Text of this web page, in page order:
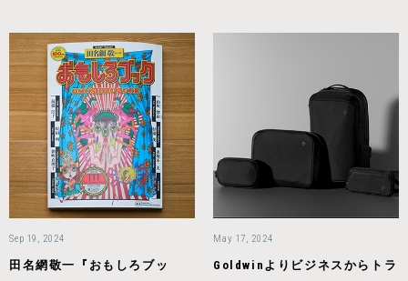
Sep 19, 2024
田名網敬一『おもしろブッ
May 17, 2024
Goldwinよりビジネスからトラ